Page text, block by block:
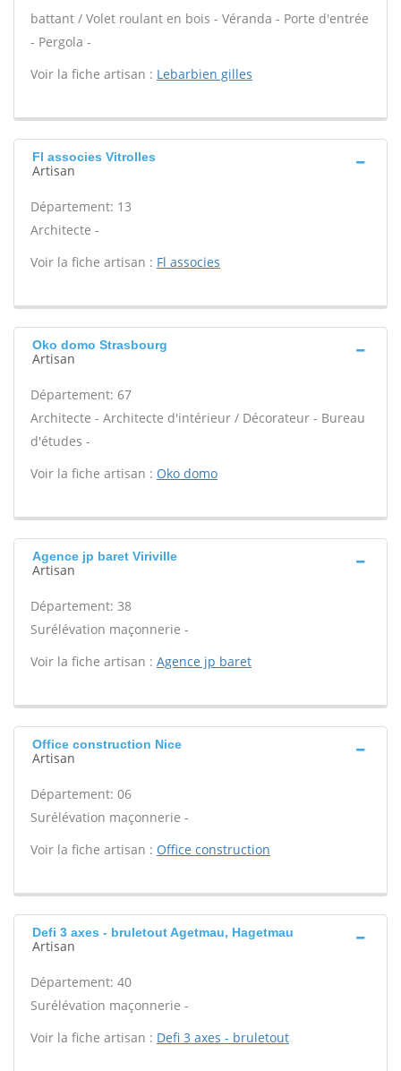
battant / Volet roulant en bois - Véranda - Porte d'entrée
- Pergola -
Voir la fiche artisan : Lebarbien gilles
Fl associes Vitrolles
Artisan
Département: 13
Architecte -
Voir la fiche artisan : Fl associes
Oko domo Strasbourg
Artisan
Département: 67
Architecte - Architecte d'intérieur / Décorateur - Bureau
d'études -
Voir la fiche artisan : Oko domo
Agence jp baret Viriville
Artisan
Département: 38
Surélévation maçonnerie -
Voir la fiche artisan : Agence jp baret
Office construction Nice
Artisan
Département: 06
Surélévation maçonnerie -
Voir la fiche artisan : Office construction
Defi 3 axes - bruletout Agetmau, Hagetmau
Artisan
Département: 40
Surélévation maçonnerie -
Voir la fiche artisan : Defi 3 axes - bruletout